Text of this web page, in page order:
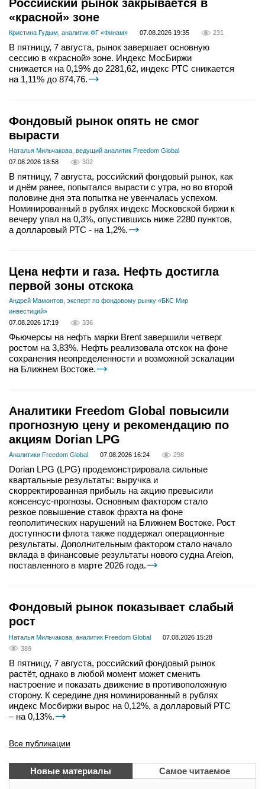
Российский рынок закрывается в
«красной» зоне
Кристина Гудым, аналитик ФГ «Финам» 07.08.2026 19:35 231
В пятницу, 7 августа, рынок завершает основную
сессию в «красной» зоне. Индекс МосБиржи
снижается на 0,19% до 2281,62, индекс РТС снижается
на 1,11% до 874,76.
Фондовый рынок опять не смог
вырасти
Наталья Мильчакова, ведущий аналитик Freedom Global
07.08.2026 18:58
302
В пятницу, 7 августа, российский фондовый рынок, как
и днём ранее, попытался вырасти с утра, но во второй
половине дня эта попытка не увенчалась успехом.
Номинированный в рублях индекс Московской биржи к
вечеру упал на 0,3%, опустившись ниже 2280 пунктов,
а долларовый РТС - на 1,2%.
Цена нефти и газа. Нефть достигла
первой зоны отскока
Андрей Мамонтов, эксперт по фондовому рынку «БКС Мир
инвестиций»
07.08.2026 17:19
336
Фьючерсы на нефть марки Brent завершили четверг
ростом на 3,83%. Нефть реализовала отскок на фоне
сохранения неопределенности и возможной эскалации
на Ближнем Востоке.
Аналитики Freedom Global повысили
прогнозную цену и рекомендацию по
акциям Dorian LPG
Аналитики Freedom Global 07.08.2026 16:24 298
Dorian LPG (LPG) продемонстрировала сильные
квартальные результаты: выручка и
скорректированная прибыль на акцию превысили
консенсус-прогнозы. Основным фактором стало
резкое повышение ставок фрахта на фоне
геополитических нарушений на Ближнем Востоке. Рост
доступности флота также поддержал операционные
результаты. Дополнительным фактором стало начало
вклада в финансовые результаты нового судна Areion,
поставленного в марте 2026 года.
Фондовый рынок показывает слабый
рост
Наталья Мильчакова, аналитик Freedom Global
07.08.2026 15:28
389
В пятницу, 7 августа, российский фондовый рынок
растёт, однако в любой момент может сменить
настроение и показать движение в противоположную
сторону. К середине дня номинированный в рублях
индекс Мосбиржи вырос на 0,12%, а долларовый РТС
– на 0,13%.
Все публикации
Новые материалы Самое читаемое